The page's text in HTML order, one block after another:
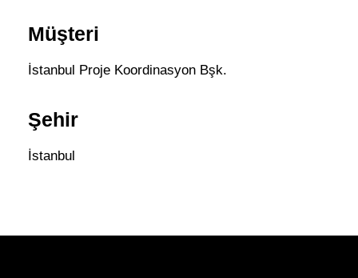
Müşteri
İstanbul Proje Koordinasyon Bşk.
Şehir
İstanbul